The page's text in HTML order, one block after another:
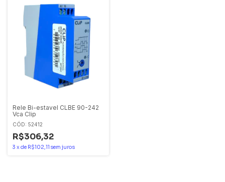
Rele Bi-estavel CLBE 90-242
Vca Clip
CÓD: 52412
R$306,32
3 x de R$102,11 sem juros